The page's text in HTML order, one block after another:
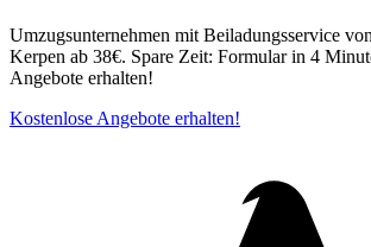
Umzugsunternehmen mit Beiladungsservice
Kerpen ab 38€. Spare Zeit: Formular in 4
Angebote erhalten!
Kostenlose Angebote erhalten!